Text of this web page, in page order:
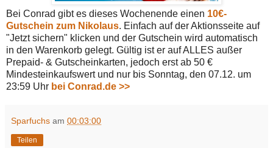
Bei Conrad gibt es dieses Wochenende einen 10€-
Gutschein zum Nikolaus. Einfach auf der Aktionsseite auf
"Jetzt sichern" klicken und der Gutschein wird automatisch
in den Warenkorb gelegt. Gültig ist er auf ALLES außer
Prepaid- & Gutscheinkarten, jedoch erst ab 50 €
Mindesteinkaufswert und nur bis Sonntag, den 07.12. um
23:59 Uhr bei Conrad.de >>
Sparfuchs am 00:03:00
Teilen